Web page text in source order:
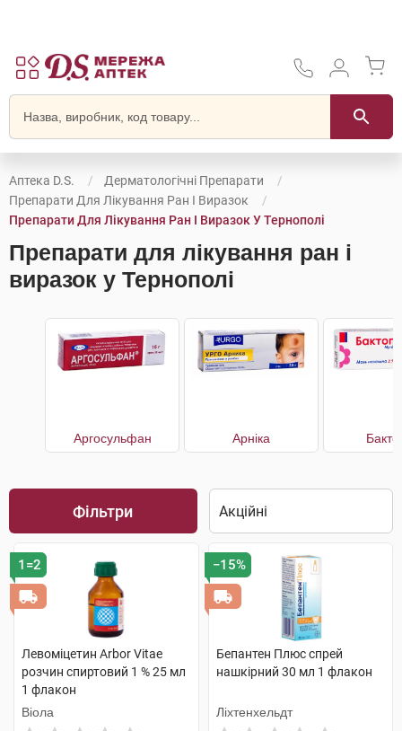
Аптека D.S.
Дерматологічні Препарати
Препарати Для Лікування Ран І Виразок
Препарати Для Лікування Ран І Виразок У Тернополі
Препарати для лікування ран і
виразок у Тернополі
Аргосульфан Арніка
Фільтри
1=2
Левоміцетин Arbor Vitae
розчин спиртовий 1 % 25 мл
1 флакон
Віола
−15%
Бепантен Плюс спрей
нашкірний 30 мл 1 флакон
Ліхтенхельдт